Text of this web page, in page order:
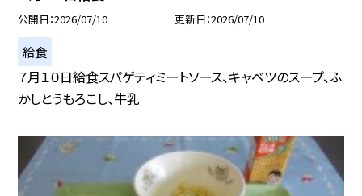
公開日 2026/07/10 更新日 2026/07/10
給食
７月１０日給食スパゲティミートソース、キャベツのスープ、ふ
かしとうもろこし、牛乳